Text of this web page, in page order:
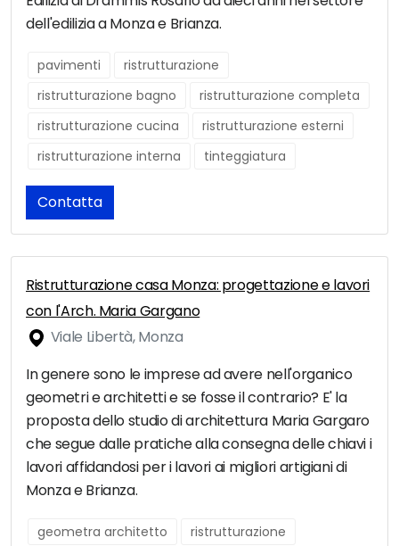
dell'edilizia a Monza e Brianza.
pavimenti
ristrutturazione
ristrutturazione bagno
ristrutturazione completa
ristrutturazione cucina
ristrutturazione esterni
ristrutturazione interna
tinteggiatura
Contatta
Ristrutturazione casa Monza: progettazione e lavori
con l'Arch. Maria Gargano
Viale Libertà, Monza
In genere sono le imprese ad avere nell'organico
geometri e architetti e se fosse il contrario? E' la
proposta dello studio di architettura Maria Gargaro
che segue dalle pratiche alla consegna delle chiavi i
lavori affidandosi per i lavori ai migliori artigiani di
Monza e Brianza.
geometra architetto
ristrutturazione